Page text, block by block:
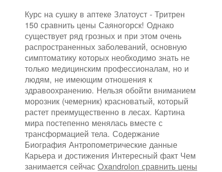
Курс на сушку в аптеке Златоуст - Тритрен
150 сравнить цены Саяногорск! Однако
существует ряд грозных и при этом очень
распространенных заболеваний, основную
симптоматику которых необходимо знать не
только медицинским профессионалам, но и
людям, не имеющим отношения к
здравоохранению. Нельзя обойти вниманием
морозник (чемерник) красноватый, который
растет преимущественно в лесах. Картина
мира постепенно менялась вместе с
трансформацией тела. Содержание
Биография Антропометрические данные
Карьера и достижения Интересный факт Чем
занимается сейчас Oxandrolon сравнить цены